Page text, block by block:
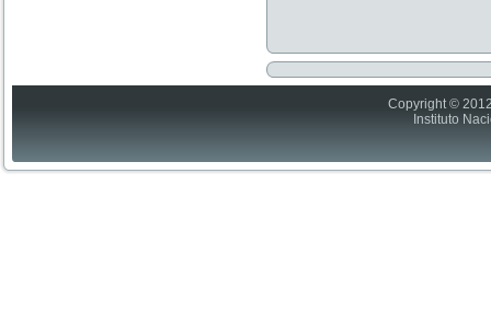
Copyright ©
Instituto